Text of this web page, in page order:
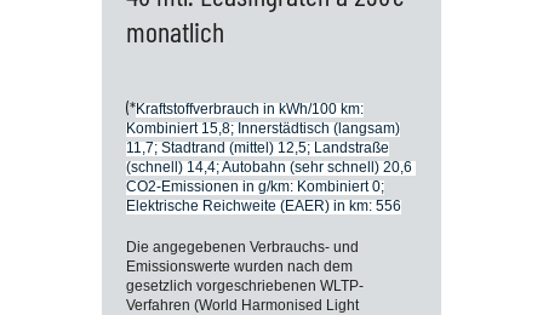
"Valencia" 7 J x 17 in Galvanograu
monatlich
(*Kraftstoffverbrauch in kWh/100 km:
Kombiniert 15,8; Innerstädtisch (langsam)
11,7; Stadtrand (mittel) 12,5; Landstraße
(schnell) 14,4; Autobahn (sehr schnell) 20,6
CO2-Emissionen in g/km: Kombiniert 0;
Elektrische Reichweite (EAER) in km: 556
Die angegebenen Verbrauchs- und
Emissionswerte wurden nach dem
gesetzlich vorgeschriebenen WLTP-
Verfahren (World Harmonised Light